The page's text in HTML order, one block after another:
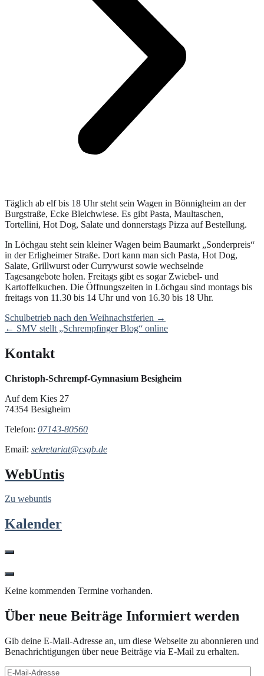
Täglich ab elf bis 18 Uhr steht sein Wagen in Bönnigheim an der
Burgstraße, Ecke Bleichwiese. Es gibt Pasta, Maultaschen,
Tortellini, Hot Dog, Salate und donnerstags Pizza auf Bestellung.
In Löchgau steht sein kleiner Wagen beim Baumarkt „Sonderpreis“
in der Erligheimer Straße. Dort kann man sich Pasta, Hot Dog,
Salate, Grillwurst oder Currywurst sowie wechselnde
Tagesangebote holen. Freitags gibt es sogar Zwiebel- und
Kartoffelkuchen. Die Öffnungszeiten in Löchgau sind montags bis
freitags von 11.30 bis 14 Uhr und von 16.30 bis 18 Uhr.
Post
navigation
Schulbetrieb nach den Weihnachstferien →
← SMV stellt „Schrempfinger Blog“ online
Kontakt
Christoph-Schrempf-Gymnasium Besigheim
Auf dem Kies 27
74354 Besigheim
Telefon: 07143-80560
Email: sekretariat@csgb.de
WebUntis
Zu webuntis
Kalender
Keine kommenden Termine vorhanden.
Über neue Beiträge Informiert werden
Gib deine E-Mail-Adresse an, um diese Webseite zu abonnieren und
Benachrichtigungen über neue Beiträge via E-Mail zu erhalten.
E-